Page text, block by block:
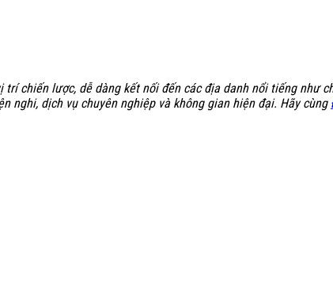
chiến lược, dễ dàng kết nối đến các địa danh nổi tiếng như
nghi, dịch vụ chuyên nghiệp và không gian hiện đại. Hãy cùng